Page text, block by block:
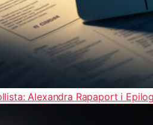
Alexandra Rapaport i